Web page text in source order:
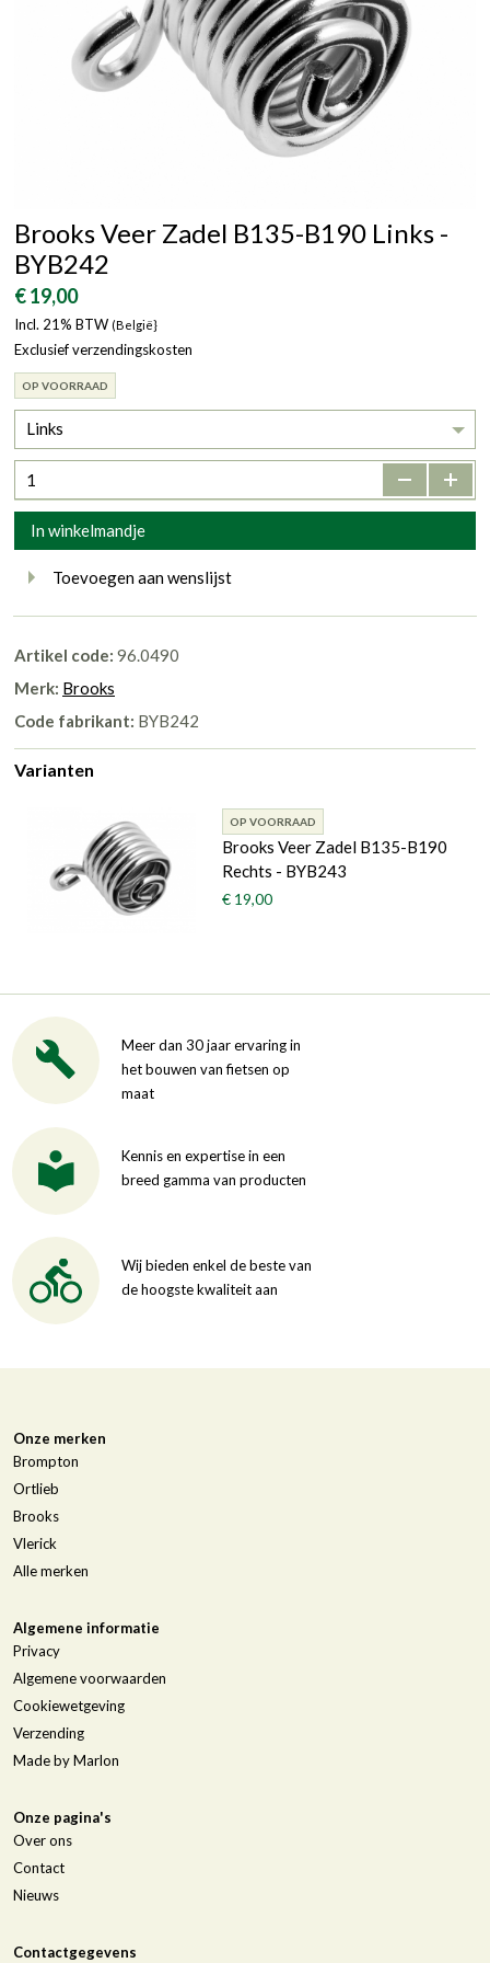
Brooks Veer Zadel B135-B190 Links -
BYB242
€ 19,00
Incl. 21% BTW (België}
Exclusief verzendingskosten
OP VOORRAAD
Links
- +
In winkelmandje
Toevoegen aan wenslijst
Artikel code: 96.0490
Merk: Brooks
Code fabrikant: BYB242
Varianten
OP VOORRAAD
Brooks Veer Zadel B135-B190
Rechts - BYB243
€ 19,00
Meer dan 30 jaar ervaring in
het bouwen van fietsen op
maat
Kennis en expertise in een
breed gamma van producten
Wij bieden enkel de beste van
de hoogste kwaliteit aan
Onze merken
Brompton
Ortlieb
Brooks
Vlerick
Alle merken
Algemene informatie
Privacy
Algemene voorwaarden
Cookiewetgeving
Verzending
Made by Marlon
Onze pagina's
Over ons
Contact
Nieuws
Contactgegevens